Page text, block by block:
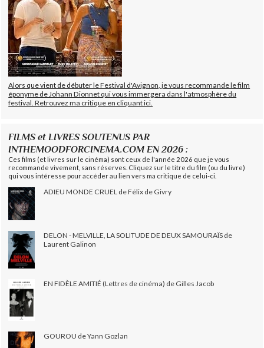
Alors que vient de débuter le Festival d'Avignon, je vous recommande le film
éponyme de Johann Dionnet qui vous immergera dans l'atmosphère du
festival. Retrouvez ma critique en cliquant ici.
FILMS et LIVRES SOUTENUS PAR
INTHEMOODFORCINEMA.COM EN 2026 :
Ces films (et livres sur le cinéma) sont ceux de l'année 2026 que je vous
recommande vivement, sans réserves. Cliquez sur le titre du film (ou du livre)
qui vous intéresse pour accéder au lien vers ma critique de celui-ci.
ADIEU MONDE CRUEL de Félix de Givry
DELON - MELVILLE, LA SOLITUDE DE DEUX SAMOURAÏS de
Laurent Galinon
EN FIDÈLE AMITIÉ (Lettres de cinéma) de Gilles Jacob
GOUROU de Yann Gozlan